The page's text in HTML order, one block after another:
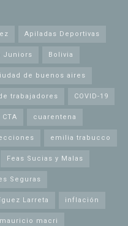
Apiladas Deportivas
Juniors Bolivia
de buenos aires
trabajadores COVID-19
CTA cuarentena
emilia trabucco
Feas Sucias y Malas
Seguras
Larreta inflación
mauricio macri